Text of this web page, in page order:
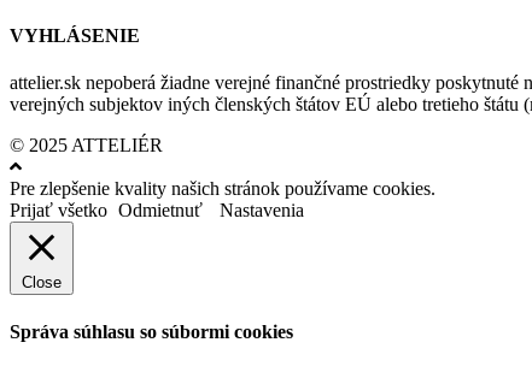
VYHLÁSENIE
attelier.sk nepoberá žiadne verejné finančné prostriedky
verejných subjektov iných členských štátov EÚ alebo tretieho štátu
© 2025 ATTELIÉR
Pre zlepšenie kvality našich stránok používame cookies.
Prijať všetko Odmietnuť Nastavenia
Close
Správa súhlasu so súbormi cookies